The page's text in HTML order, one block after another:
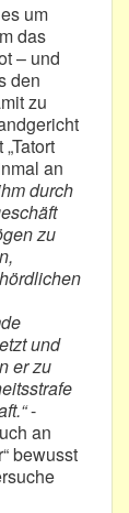
um
das
– und
den
zu
an
durch
zu
und
er zu
-
an
bewusst